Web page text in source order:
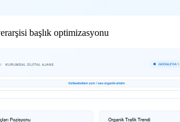
başlık optimizasyonu